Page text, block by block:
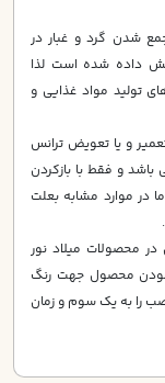
شدن گرد و غبار در
داده شده است لذا
توليد مواد غذايي و
و يا تعويض ترانس
باشد و فقط با بازكردن
در موارد مشابه بعلت
محصولات ميلاد نور
محصول جهت رنگ
را به يك سوم و زمان